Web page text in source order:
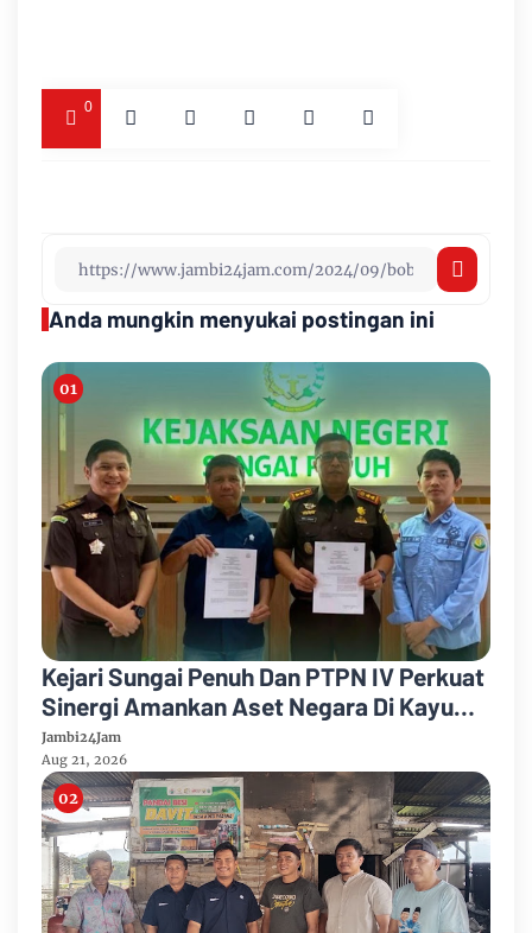
0
Anda mungkin menyukai postingan ini
Kejari Sungai Penuh Dan PTPN IV Perkuat
Sinergi Amankan Aset Negara Di Kayu
Aro
Jambi24Jam
Aug 21, 2026